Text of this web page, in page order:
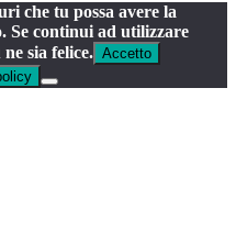
che tu possa avere la
Se continui ad utilizzare
sia felice. Accetto